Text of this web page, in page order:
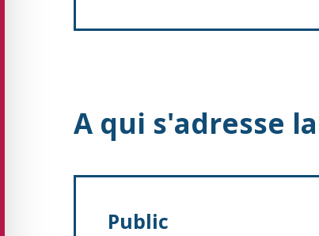
A qui s'adresse
Public